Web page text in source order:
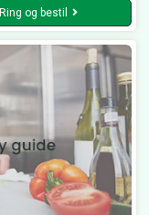
Ring og bestil